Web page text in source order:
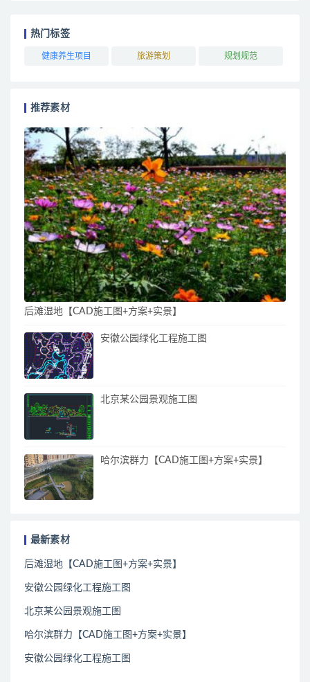
热门标签
健康养生项目 旅游策划 规划规范
推荐素材
后滩湿地【CAD施工图+方案+实景】
安徽公园绿化工程施工图
北京某公园景观施工图
哈尔滨群力【CAD施工图+方案+实景】
最新素材
后滩湿地【CAD施工图+方案+实景】
安徽公园绿化工程施工图
北京某公园景观施工图
哈尔滨群力【CAD施工图+方案+实景】
安徽公园绿化工程施工图